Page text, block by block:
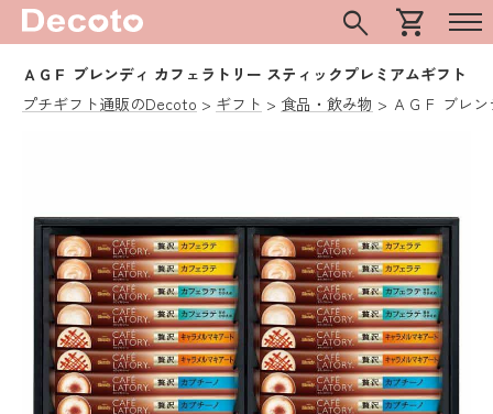
search shopping_cart
ＡＧＦ ブレンディ カフェラトリー スティックプレミアムギフト
プチギフト通販のDecoto
ギフト 食品・飲み物 ＡＧＦ ブレ